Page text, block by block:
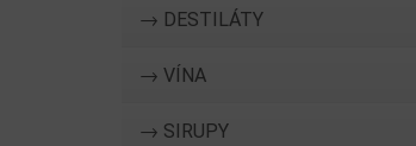
→ DESTILÁTY
→ VÍNA
→ SIRUPY